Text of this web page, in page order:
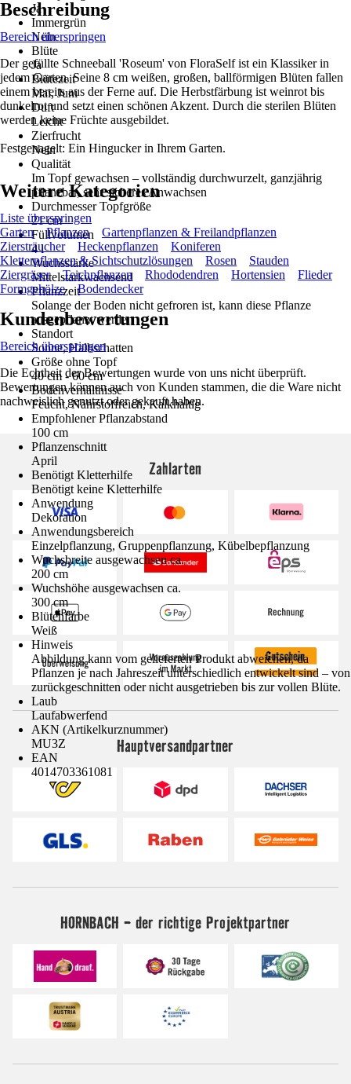
Ja
Immergrün
Nein
Blüte
Ja
Blütezeit
Mai, Juni
Duft
Leicht
Zierfrucht
Nein
Qualität
Im Topf gewachsen – vollständig durchwurzelt, ganzjährig
pflanzbar, sehr sicheres Anwachsen
Durchmesser Topfgröße
21 cm
Füllvolumen
4 l
Wuchsstärke
Mittelstarkwachsend
Pflanzzeit
Solange der Boden nicht gefroren ist, kann diese Pflanze
ausgepflanzt werden
Standort
Sonne, Halbschatten
Größe ohne Topf
40 cm - 60 cm
Bodenverhältnisse
Feucht, Nährstoffreich, Kalkhaltig
Empfohlener Pflanzabstand
100 cm
Pflanzenschnitt
April
Benötigt Kletterhilfe
Benötigt keine Kletterhilfe
Anwendung
Dekoration
Anwendungsbereich
Einzelpflanzung, Gruppenpflanzung, Kübelbepflanzung
Wuchsbreite ausgewachsen ca.
200 cm
Wuchshöhe ausgewachsen ca.
300 cm
Blütenfarbe
Weiß
Hinweis
Abbildung kann vom gelieferten Produkt abweichen, da
Pflanzen je nach Jahreszeit unterschiedlich entwickelt sind – von
zurückgeschnitten oder nicht ausgetrieben bis zur vollen Blüte.
Laub
Laufabwerfend
AKN (Artikelkurznummer)
MU3Z
EAN
4014703361081
Beschreibung
Bereich überspringen
Der gefüllte Schneeball 'Roseum' von FloraSelf ist ein Klassiker in
jedem Garten. Seine 8 cm weißen, großen, ballförmigen Blüten fallen
einem bereits aus der Ferne auf. Die Herbstfärbung ist weinrot bis
dunkelrot und setzt einen schönen Akzent. Durch die sterilen Blüten
werden keine Früchte ausgebildet.
Festgenagelt: Ein Hingucker in Ihrem Garten.
Weitere Kategorien
Liste überspringen
Garten
Pflanzen
Gartenpflanzen & Freilandpflanzen
Ziersträucher
Heckenpflanzen
Koniferen
Kletterpflanzen & Sichtschutzlösungen
Rosen
Stauden
Ziergräser
Teichpflanzen Rhododendren Hortensien
Flieder
Formgehölze
Bodendecker
Kundenbewertungen
Bereich überspringen
Die Echtheit der Bewertungen wurde von uns nicht überprüft.
Bewertungen können auch von Kunden stammen, die die Ware nicht
nachweislich genutzt oder gekauft haben.
Zahlarten
Hauptversandpartner
HORNBACH - der richtige Projektpartner